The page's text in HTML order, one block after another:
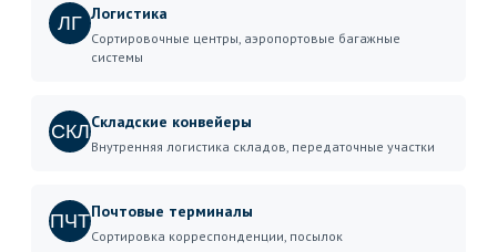
ЛГ Логистика
Сортировочные центры, аэропортовые багажные
системы
СКЛСкладские конвейеры
Внутренняя логистика складов, передаточные участки
ПЧТПочтовые терминалы
Сортировка корреспонденции, посылок